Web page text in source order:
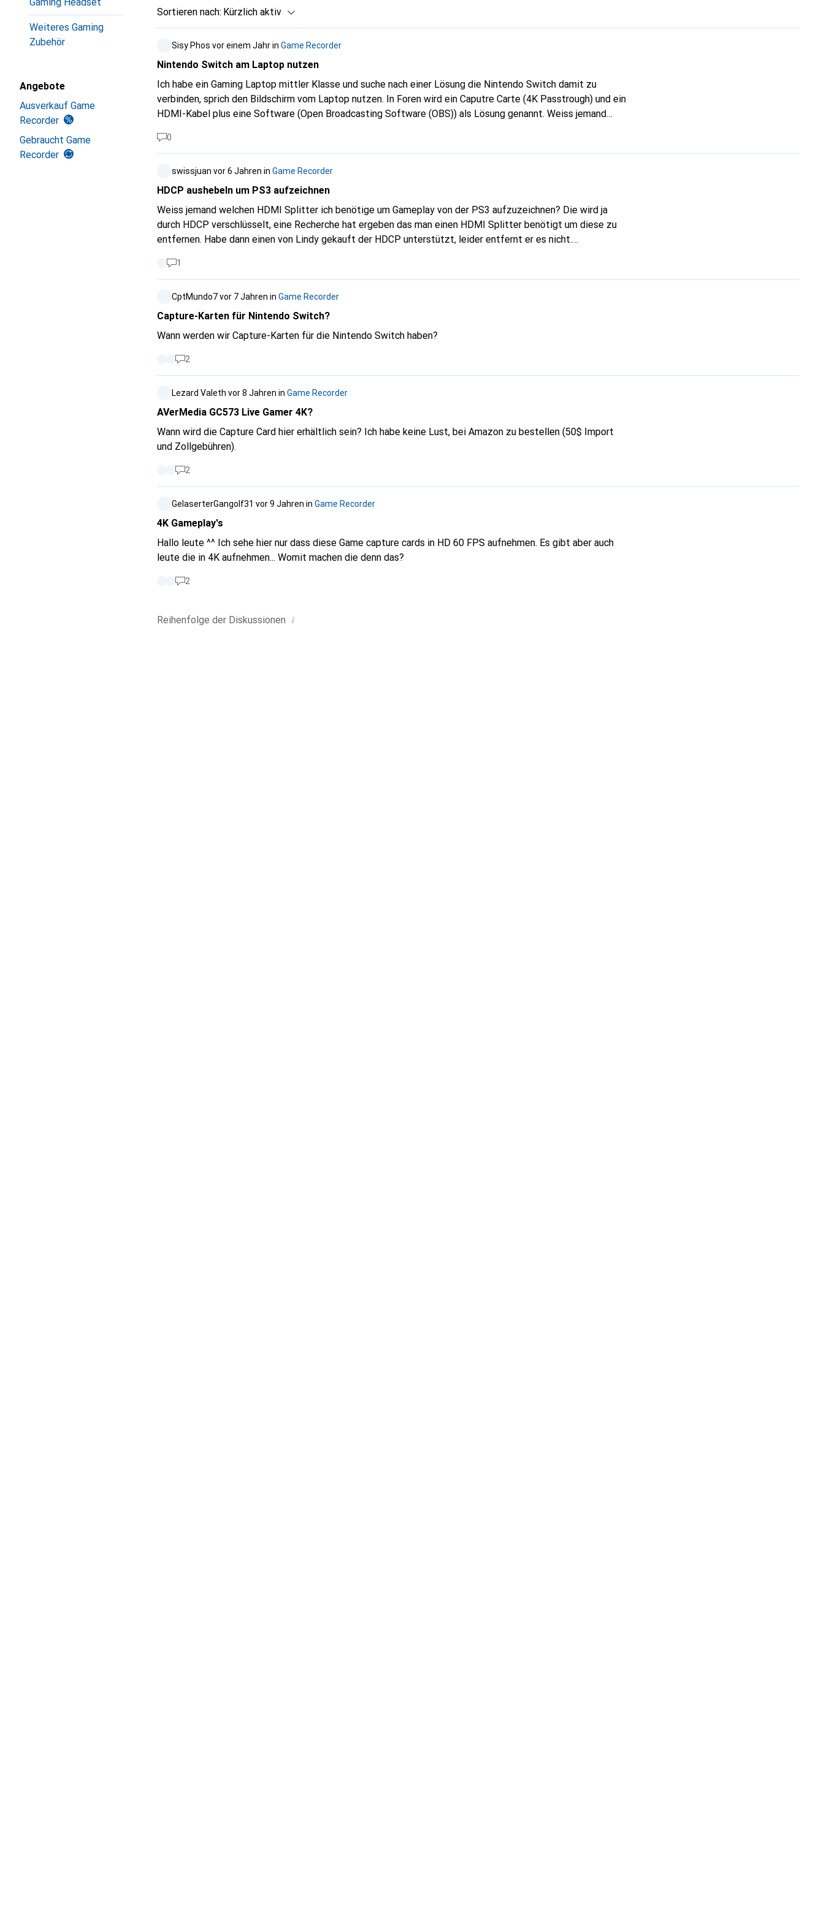
Weiteres Gaming
Zubehör
Angebote
Ausverkauf Game
Recorder
Gebraucht Game
Recorder
Sortieren nach: Kürzlich aktiv
Sisy Phos vor einem Jahrin Game Recorder
Nintendo Switch am Laptop nutzen
Ich habe ein Gaming Laptop mittler Klasse und suche nach einer Lösung die Nintendo Switch damit zu
verbinden, sprich den Bildschirm vom Laptop nutzen. In Foren wird ein Caputre Carte (4K Passtrough) und ein
HDMI-Kabel plus eine Software (Open Broadcasting Software (OBS)) als Lösung genannt. Weiss jemand
0
swissjuan vor 6 Jahren in Game Recorder
HDCP aushebeln um PS3 aufzeichnen
Weiss jemand welchen HDMI Splitter ich benötige um Gameplay von der PS3 aufzuzeichnen? Die wird ja
durch HDCP verschlüsselt, eine Recherche hat ergeben das man einen HDMI Splitter benötigt um diese zu
entfernen. Habe dann einen von Lindy gekauft der HDCP unterstützt, leider entfernt er es nicht.
könnte es der folgende aber der ist nicht mehr im Sortiment.
hdmi-splitter-1-eingang-2-ausgaenge-4k2k-3d-switch-box-5669263Hat jemand einen Vorschlag? Habe
schon mal unter dem Ripsaw HD von Razer gefragt und ein Mail an Digitec gemacht aber ist sicher auch
nicht schlecht noch hier zu fragen :-)
1
CptMundo7vor 7 Jahren in Game Recorder
Capture-Karten für Nintendo Switch?
Wann werden wir Capture-Karten für die Nintendo Switch haben?
2
Lezard Valeth vor 8 Jahren in Game Recorder
AVerMedia GC573 Live Gamer 4K?
Wann wird die Capture Card hier erhältlich sein? Ich habe keine Lust, bei Amazon zu bestellen (50$ Import
und Zollgebühren).
2
GelaserterGangolf31 vor 9 Jahren in Game Recorder
4K Gameplay's
Hallo leute ^^ Ich sehe hier nur dass diese Game capture cards in HD 60 FPS aufnehmen. Es gibt aber auch
leute die in 4K aufnehmen... Womit machen die denn das?
2
Reihenfolge der Diskussionen i